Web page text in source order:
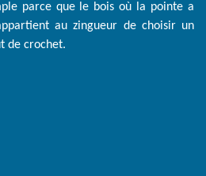
parce que le bois où la pointe a
au zingueur de choisir un
de crochet.